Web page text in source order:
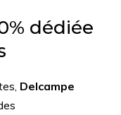
dédiée
Delcampe